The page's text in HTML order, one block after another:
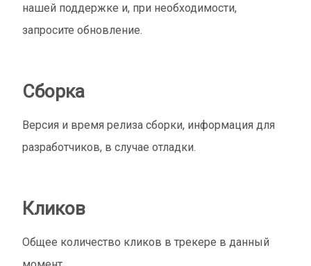
нашей поддержке и, при необходимости,
запросите обновление.
Сборка
Версия и время релиза сборки, информация для
разработчиков, в случае отладки.
Кликов
Общее количество кликов в трекере в данный